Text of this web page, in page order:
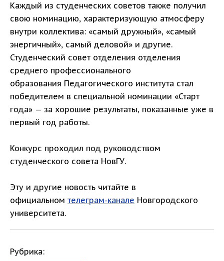
Каждый из студенческих советов также получил
свою номинацию, характеризующую атмосферу
внутри коллектива: «самый дружный», «самый
энергичный», самый деловой» и другие.
Студенческий совет отделения отделения
среднего профессионального
образования Педагогического института стал
победителем в специальной номинации «Старт
года» — за хорошие результаты, показанные уже в
первый год работы.
Конкурс проходил под руководством
студенческого совета НовГУ.
Эту и другие новость читайте в
официальном телеграм-канале Новгородского
университета.
Рубрика: